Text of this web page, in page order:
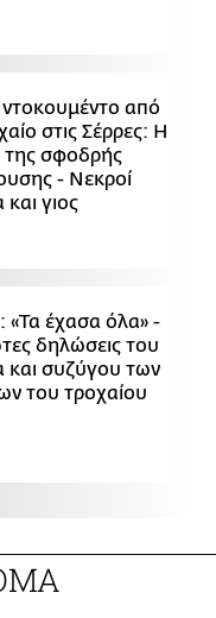
ντοκουμέντο από
στις Σέρρες: Η
της σφοδρής
- Νεκροί
γιος
«Τα έχασα όλα» -
δηλώσεις του
και συζύγου των
του τροχαίου